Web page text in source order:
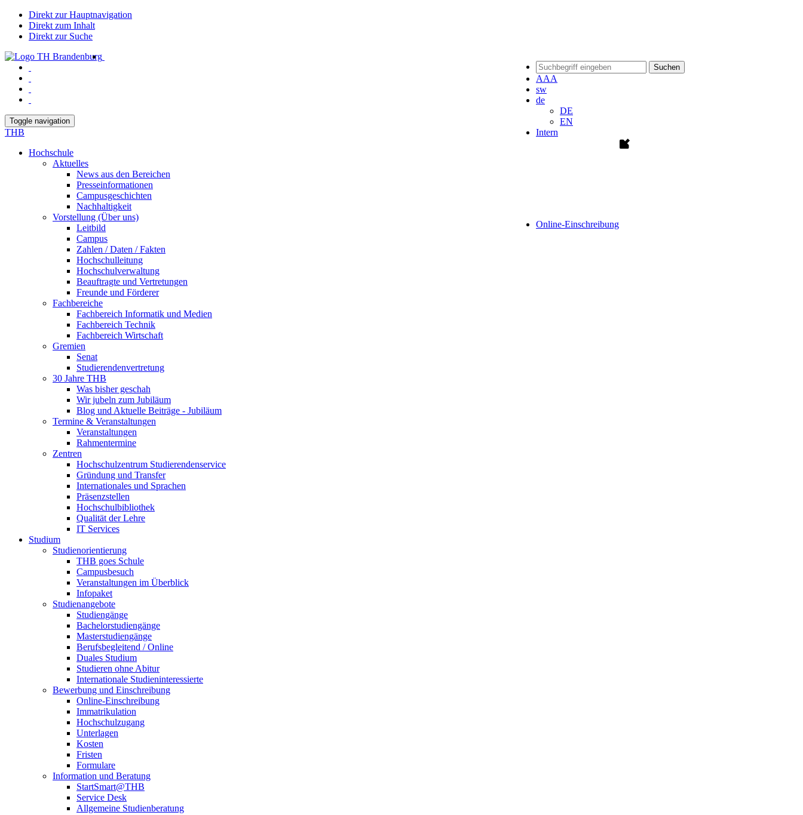
Direkt zur Hauptnavigation
Direkt zum Inhalt
Direkt zur Suche
Suchen
AAA
sw
de
DE
EN
Intern
Online-Einschreibung
Toggle navigation
THB
Hochschule
Aktuelles
News aus den Bereichen
Presseinformationen
Campusgeschichten
Nachhaltigkeit
Vorstellung (Über uns)
Leitbild
Campus
Zahlen / Daten / Fakten
Hochschulleitung
Hochschulverwaltung
Beauftragte und Vertretungen
Freunde und Förderer
Fachbereiche
Fachbereich Informatik und Medien
Fachbereich Technik
Fachbereich Wirtschaft
Gremien
Senat
Studierendenvertretung
30 Jahre THB
Was bisher geschah
Wir jubeln zum Jubiläum
Blog und Aktuelle Beiträge - Jubiläum
Termine & Veranstaltungen
Veranstaltungen
Rahmentermine
Zentren
Hochschulzentrum Studierendenservice
Gründung und Transfer
Internationales und Sprachen
Präsenzstellen
Hochschulbibliothek
Qualität der Lehre
IT Services
Studium
Studienorientierung
THB goes Schule
Campusbesuch
Veranstaltungen im Überblick
Infopaket
Studienangebote
Studiengänge
Bachelorstudiengänge
Masterstudiengänge
Berufsbegleitend / Online
Duales Studium
Studieren ohne Abitur
Internationale Studieninteressierte
Bewerbung und Einschreibung
Online-Einschreibung
Immatrikulation
Hochschulzugang
Unterlagen
Kosten
Fristen
Formulare
Information und Beratung
StartSmart@THB
Service Desk
Allgemeine Studienberatung